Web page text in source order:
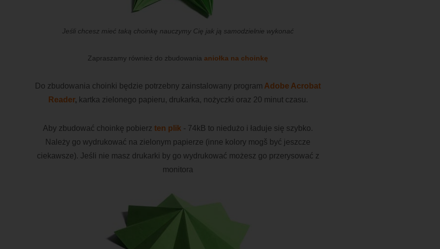
Jeśli chcesz mieć taką choinkę nauczymy Cię jak ją samodzielnie wykonać
Zapraszamy również do zbudowania aniołka na choinkę
Do zbudowania choinki będzie potrzebny zainstalowany program Adobe Acrobat
Reader, kartka zielonego papieru, drukarka, nożyczki oraz 20 minut czasu.
Aby zbudować choinkę pobierz ten plik - 74kB to niedużo i ładuje się szybko.
Należy go wydrukować na zielonym papierze (inne kolory mogš być jeszcze
ciekawsze). Jeśli nie masz drukarki by go wydrukować możesz go przerysować z
monitora